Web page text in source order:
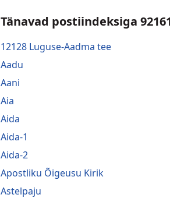
Tänavad postiindeksiga
12128 Luguse-Aadma tee
Aadu
Aani
Aia
Aida
Aida-1
Aida-2
Apostliku Õigeusu Kirik
Astelpaju